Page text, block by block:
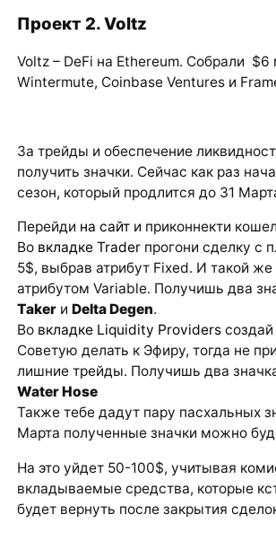
Проект 2. Voltz
Voltz – DeFi на Ethereum. Собрали $6
Wintermute, Coinbase Ventures и
За трейды и обеспечение
получить значки. Сейчас как раз
сезон, который продлится до 31
Перейди на сайти приконнекти
Во вкладке Traderпрогони сделку с
5$, выбрав атрибут Fixed. И такой же
атрибутом Variable. Получишь два
Takerи Delta Degen.
Во вкладке Liquidity Providersсоздай
Советую делать к Эфиру, тогда не
лишние трейды. Получишь два
Water Hose
Также тебе дадут пару пасхальных
Марта полученные значки можно
На это уйдет 50-100$, учитывая
вкладываемые средства, которые
будет вернуть после закрытия